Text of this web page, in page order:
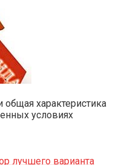
характеристика
условиях
лучшего варианта